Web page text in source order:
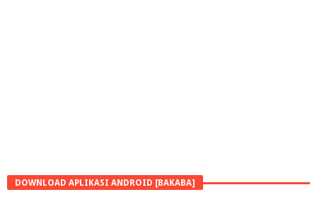
DOWNLOAD APLIKASI ANDROID [BAKABA]